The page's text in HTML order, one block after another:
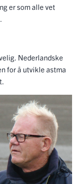
er som alle vet
Nederlandske
for å utvikle astma